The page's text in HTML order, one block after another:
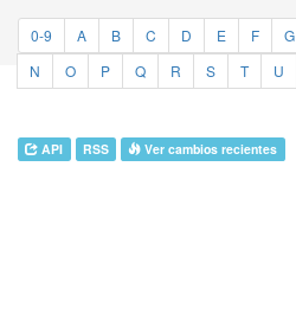
0-9 A B C D E F G
N
O P Q R S T U
API RSS Ver cambios recientes